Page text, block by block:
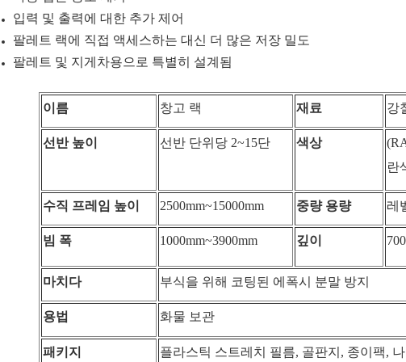
입력 및 출력에 대한 추가 제어
팔레트 랙에 직접 액세스하는 대신 더 많은 저장 밀도
팔레트 및 지게차용으로 특별히 설계됨
이름 창고 랙 재료 강
선반 높이 선반 단위당 2~15단 색상
란
수직 프레임 높이 2500mm~15000mm 중량 용량 레
빔 폭 1000mm~3900mm 깊이
마치다 부식을 위해 코팅된 에폭시 분말 방지
용법 화물 보관
패키지 플라스틱 스트레치 필름, 골판지, 종이팩,